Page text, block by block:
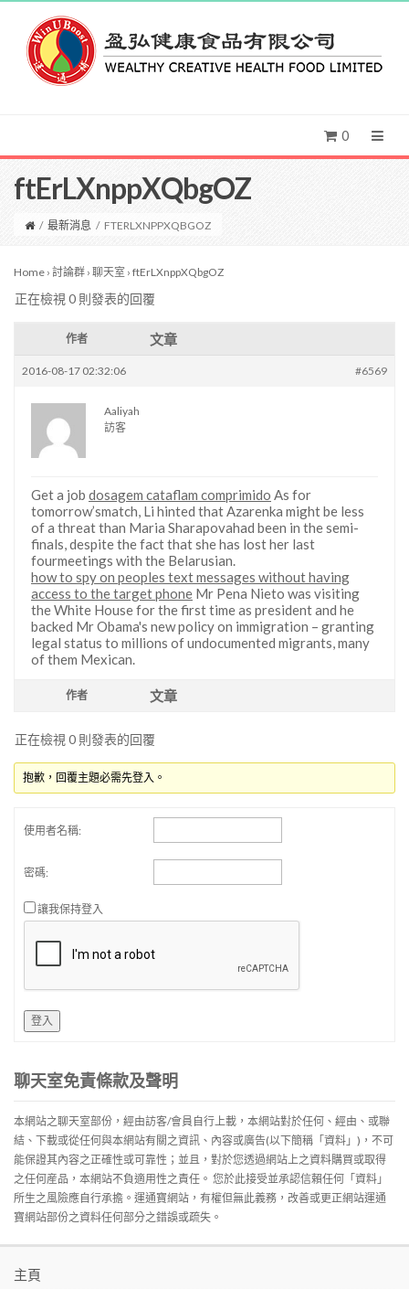
0
ftErLXnppXQbgOZ
/ 最新消息 / FTERLXNPPXQBGOZ
Home › 討論群 › 聊天室 › ftErLXnppXQbgOZ
正在檢視 0 則發表的回覆
作者 文章
2016-08-17 02:32:06 #6569
Aaliyah
訪客
Get a job dosagem cataflam comprimido As for
tomorrow’smatch, Li hinted that Azarenka might be less
of a threat than Maria Sharapovahad been in the semi-
finals, despite the fact that she has lost her last
fourmeetings with the Belarusian.
how to spy on peoples text messages without having
access to the target phone Mr Pena Nieto was visiting
the White House for the first time as president and he
backed Mr Obama's new policy on immigration – granting
legal status to millions of undocumented migrants, many
of them Mexican.
作者 文章
正在檢視 0 則發表的回覆
抱歉，回覆主題必需先登入。
使用者名稱:
密碼:
讓我保持登入
登入
聊天室免責條款及聲明
本網站之聊天室部份，經由訪客/會員自行上載，本網站對於任何、經由、或聯
結、下載或從任何與本網站有關之資訊、內容或廣告(以下簡稱「資料」)，不可
能保證其內容之正確性或可靠性；並且，對於您透過網站上之資料購買或取得
之任何産品，本網站不負適用性之責任。 您於此接受並承認信賴任何「資料」
所生之風險應自行承擔。運通寶網站，有權但無此義務，改善或更正網站運通
寶網站部份之資料任何部分之錯誤或疏失。
主頁